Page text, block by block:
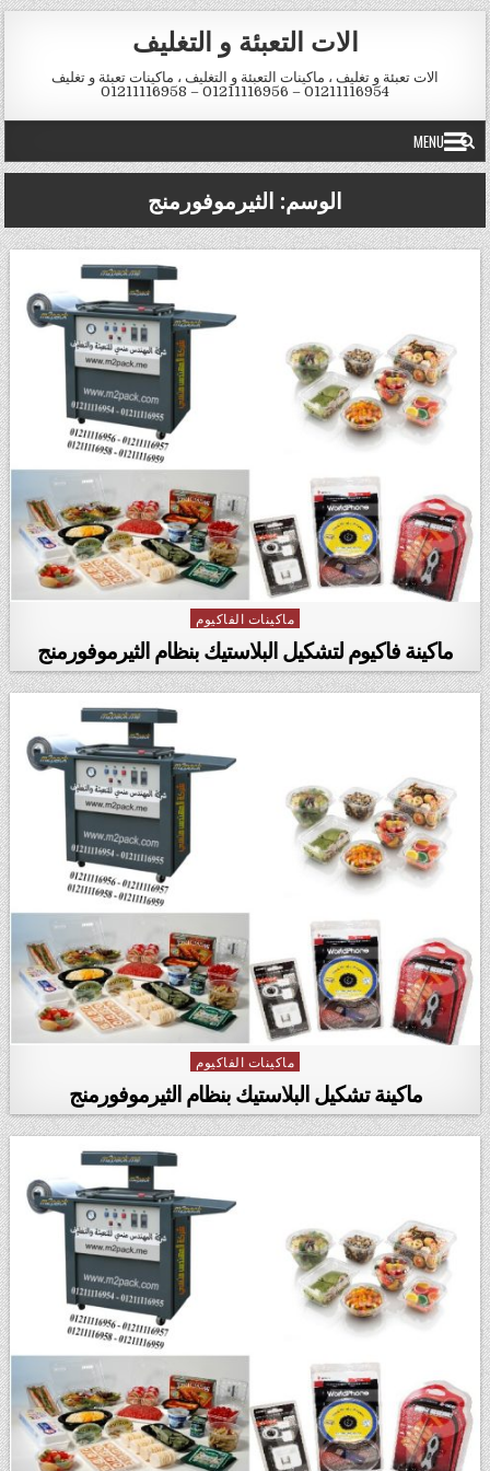
Skip to content
الات التعبئة و التغليف
الات تعبئة و تغليف ، ماكينات التعبئة و التغليف ، ماكينات تعبئة و تغليف
01211116954 – 01211116956 – 01211116958
MENU
الوسم: الثيرموفورمنج
Posted in
ماكينات الفاكيوم
ماكينة فاكيوم لتشكيل البلاستيك بنظام الثيرموفورمنج
Posted in
ماكينات الفاكيوم
ماكينة تشكيل البلاستيك بنظام الثيرموفورمنج